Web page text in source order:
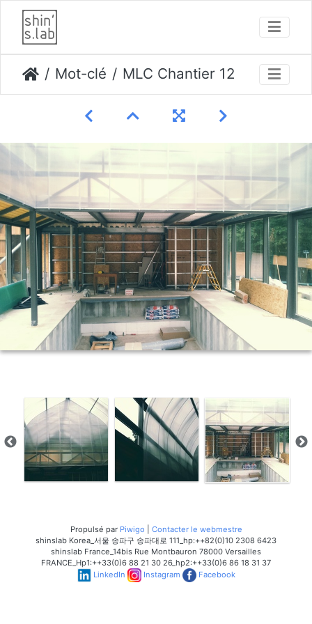
Mot-clé MLC Chantier 12
Propulsé par Piwigo
Contacter le webmestre
shinslab Korea_서울 송파구 송파대로 111_hp:++82(0)10 2308 6423
shinslab France_14bis Rue Montbauron 78000 Versailles
FRANCE_Hp1:++33(0)6 88 21 30 26_hp2:++33(0)6 86 18 31 37
LinkedIn
Instagram Facebook